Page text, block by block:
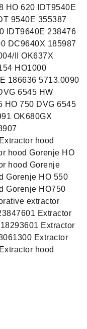
HO 620 IDT9540E
9540E 355387
IDT9640E 238476
DC9640X 185987
II OK637X
HO1000
186636 5713.0090
6545 HW
HO 750 DVG 6545
OK680GX
hood
hood Gorenje HO
hood Gorenje
Gorenje HO 550
Gorenje HO750
extractor
Extractor
Extractor
Extractor
hood